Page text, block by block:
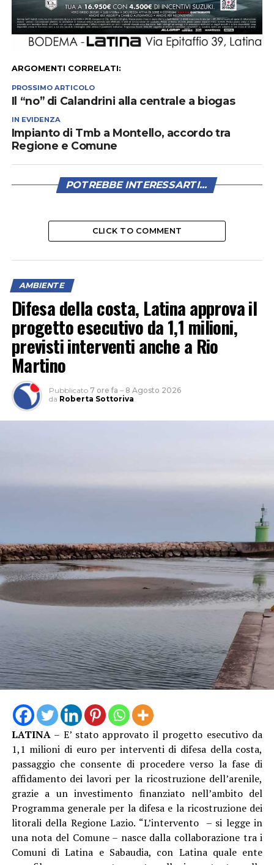
ARGOMENTI CORRELATI:
PROSSIMO ARTICOLO
Il “no” di Calandrini alla centrale a biogas
IN EVIDENZA
Impianto di Tmb a Montello, accordo tra
Regione e Comune
POTREBBE INTERESSARTI...
CLICK TO COMMENT
AMBIENTE
Difesa della costa, Latina approva il
progetto esecutivo da 1,1 milioni,
previsti interventi anche a Rio
Martino
Pubblicato 7 ore fa – 8 Agosto 2026
da Roberta Sottoriva
LATINA– E’ stato approvato il progetto esecutivo da
1,1 milioni di euro per interventi di difesa della costa,
passaggio che consente di procedere verso la fase di
affidamento dei lavori per la ricostruzione dell’arenile,
grazie a un investimento finanziato nell’ambito del
Programma generale per la difesa e la ricostruzione dei
litorali della Regione Lazio. “L’intervento – si legge in
una nota del Comune – nasce dalla collaborazione tra i
Comuni di Latina e Sabaudia, con Latina quale ente